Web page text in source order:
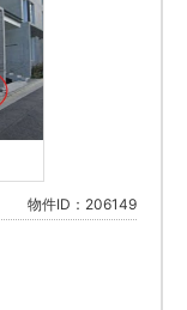
物件ID：206149